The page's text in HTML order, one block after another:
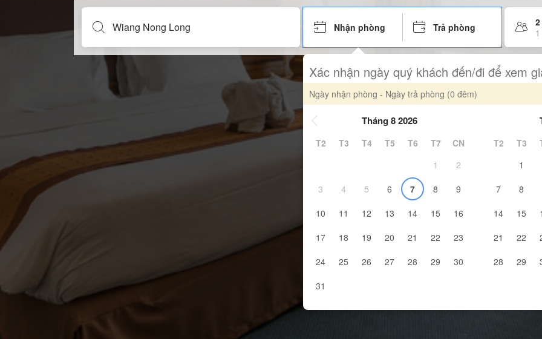
Nhận phòng Trả phòng
Xác nhận ngày quý khách đến/đi để xem
Ngày nhận phòng - Ngày trả phòng (0 đêm)
Tháng 8 2026
T2 T3 T4 T5 T6 T7
CN
1
2
3
4 5 6 7 8
9
10
11 12 13 14 15
16
17
18 19 20 21 22
23
24
25 26 27 28 29
30
31
T2 T3
1
7
8
14
15
21
22
28
29